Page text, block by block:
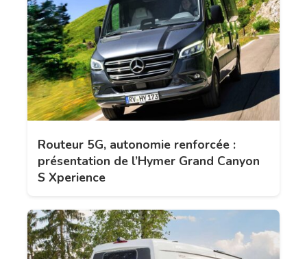
Routeur 5G, autonomie renforcée :
présentation de l’Hymer Grand Canyon
S Xperience